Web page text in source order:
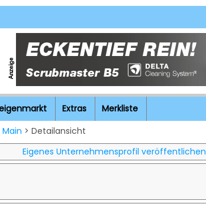
Extras
Merkliste
> Detailansicht
Eigenes Unternehmensprofil veröffentlichen